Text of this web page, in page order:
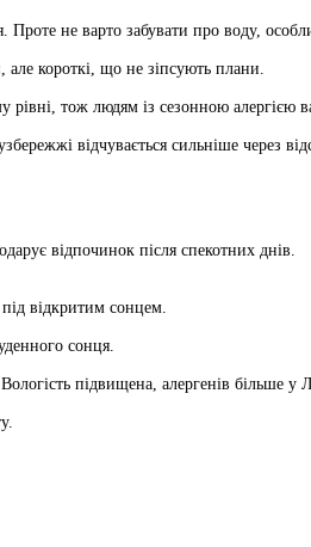
не варто забувати про воду,
короткі, що не зіпсують плани.
тож людям із сезонною алергією
відчувається сильніше через
відпочинок після спекотних днів.
відкритим сонцем.
сонця.
підвищена, алергенів більше у